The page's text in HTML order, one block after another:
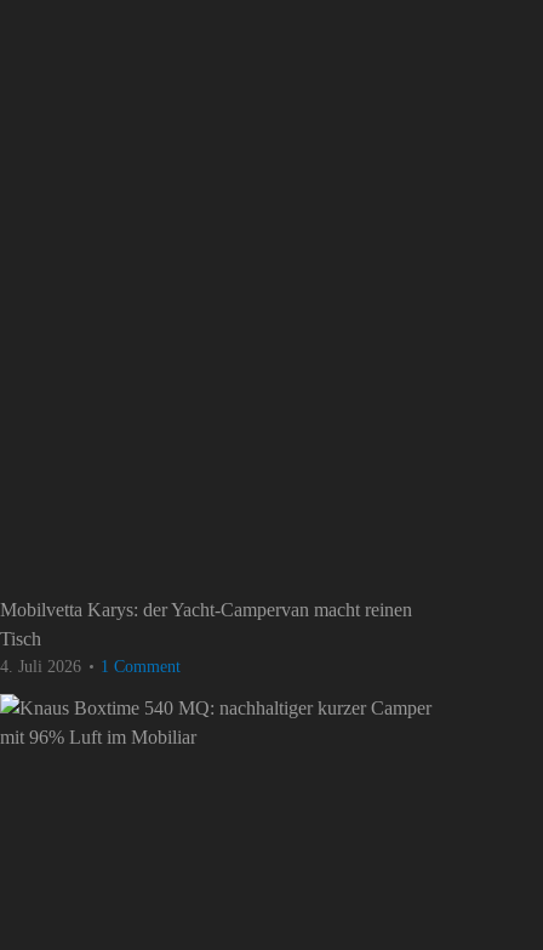
Mobilvetta Karys: der Yacht-Campervan macht reinen
Tisch
4. Juli 2026 1 Comment